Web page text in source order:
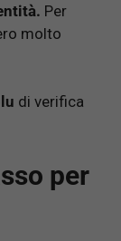
Per
molto
di verifica
per